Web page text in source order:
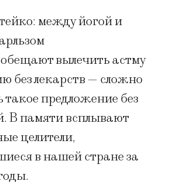
вылечить астму
без лекарств — сложно
такое предложение без
В памяти всплывают
целители,
в нашей стране за